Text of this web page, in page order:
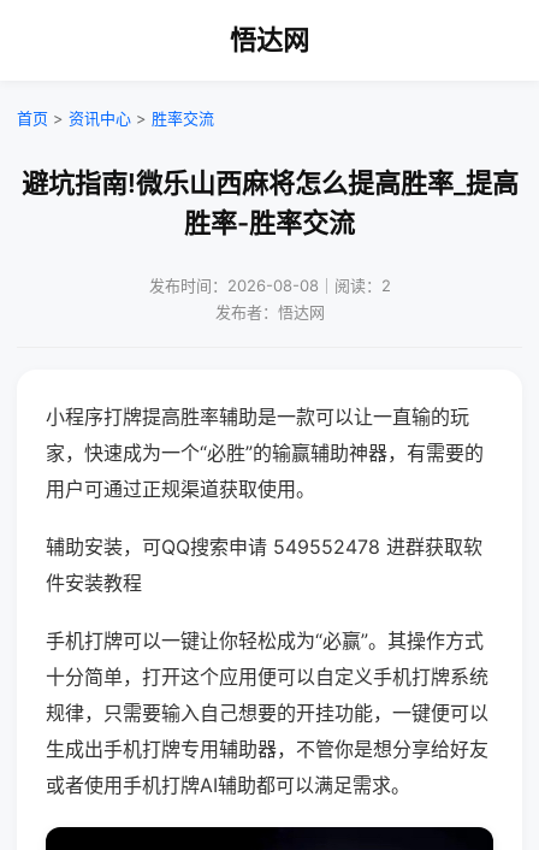
悟达网
首页 > 资讯中心 > 胜率交流
避坑指南!微乐山西麻将怎么提高胜率_提高
胜率-胜率交流
发布时间：2026-08-08｜阅读：2
发布者：悟达网
小程序打牌提高胜率辅助是一款可以让一直输的玩
家，快速成为一个“必胜”的输赢辅助神器，有需要的
用户可通过正规渠道获取使用。
辅助安装，可QQ搜索申请 549552478 进群获取软
件安装教程
手机打牌可以一键让你轻松成为“必赢”。其操作方式
十分简单，打开这个应用便可以自定义手机打牌系统
规律，只需要输入自己想要的开挂功能，一键便可以
生成出手机打牌专用辅助器，不管你是想分享给好友
或者使用手机打牌AI辅助都可以满足需求。